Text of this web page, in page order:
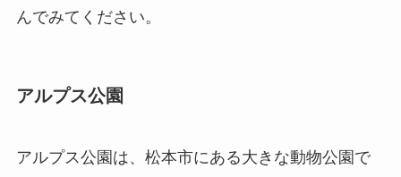
んでみてください。
アルプス公園
アルプス公園は、松本市にある大きな動物公園で